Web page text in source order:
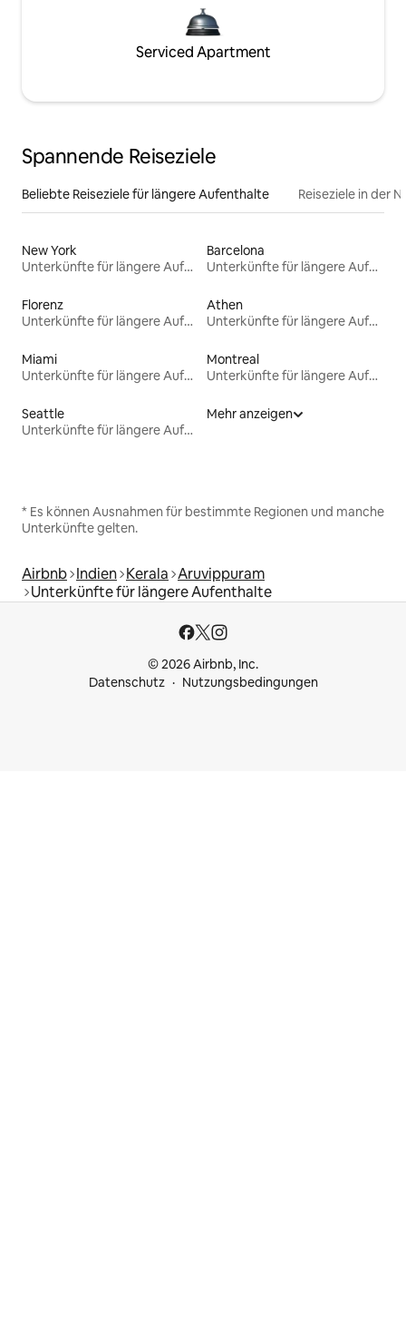
Serviced Apartment
Spannende Reiseziele
Beliebte Reiseziele für längere Aufenthalte Reiseziele in der
New York
Unterkünfte für längere Aufenthalte
Barcelona
Unterkünfte für längere Aufenthalte
Florenz
Unterkünfte für längere Aufenthalte
Athen
Unterkünfte für längere Aufenthalte
Miami
Unterkünfte für längere Aufenthalte
Montreal
Unterkünfte für längere Aufenthalte
Seattle
Unterkünfte für längere Aufenthalte
Mehr anzeigen
* Es können Ausnahmen für bestimmte Regionen und manche
Unterkünfte gelten.
Airbnb Indien Kerala Aruvippuram
Unterkünfte für längere Aufenthalte
© 2026 Airbnb, Inc.
Datenschutz
Nutzungsbedingungen